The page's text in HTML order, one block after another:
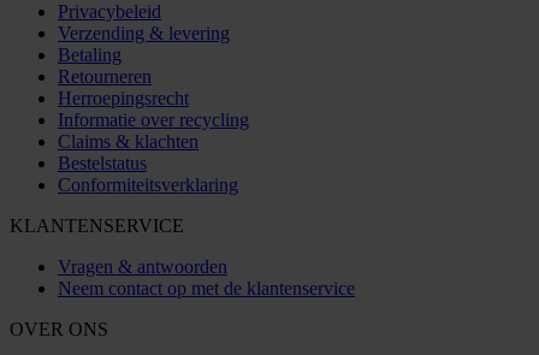
Privacybeleid
Verzending & levering
Betaling
Retourneren
Herroepingsrecht
Informatie over recycling
Claims & klachten
Bestelstatus
Conformiteitsverklaring
KLANTENSERVICE
Vragen & antwoorden
Neem contact op met de klantenservice
OVER ONS